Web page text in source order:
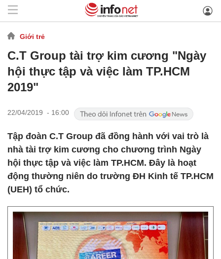
Giới trẻ
C.T Group tài trợ kim cương "Ngày
hội thực tập và việc làm TP.HCM
2019"
22/04/2019 - 16:00
Tập đoàn C.T Group đã đồng hành với vai trò là
nhà tài trợ kim cương cho chương trình Ngày
hội thực tập và việc làm TP.HCM. Đây là hoạt
động thường niên do trường ĐH Kinh tế TP.HCM
(UEH) tổ chức.